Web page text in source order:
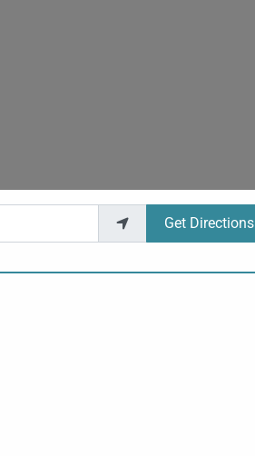
Get Directions